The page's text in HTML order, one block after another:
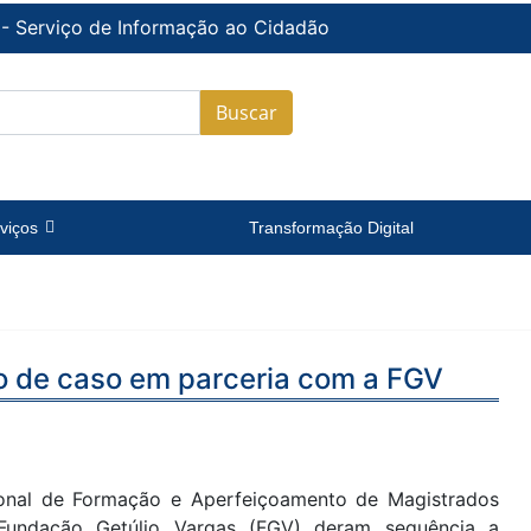
Serviço de Informação ao Cidadão
Buscar
Transformação Digital
caso em parceria com a FGV
de Formação e Aperfeiçoamento de Magistrados